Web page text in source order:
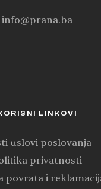
LINKOVI
uslovi poslovanja
privatnosti
povrata i
info@prana.ba